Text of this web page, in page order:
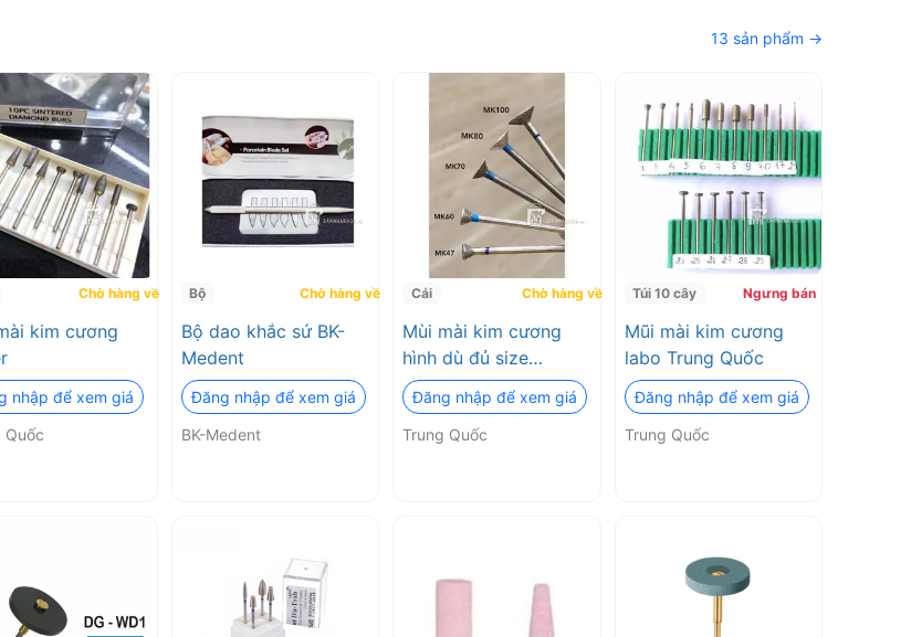
13 sản phẩm →
Chờ hàng về
kim cương
nhập để xem giá
Quốc
Bộ Chờ hàng về
Bộ dao khắc sứ BK-
Medent
Đăng nhập để xem giá
BK-Medent
Cái Chờ hàng về
Mùi mài kim cương
hình dù đủ size
2.35mm
Đăng nhập để xem giá
Trung Quốc
Túi 10 cây Ngưng bán
Mũi mài kim cương
labo Trung Quốc
Đăng nhập để xem giá
Trung Quốc